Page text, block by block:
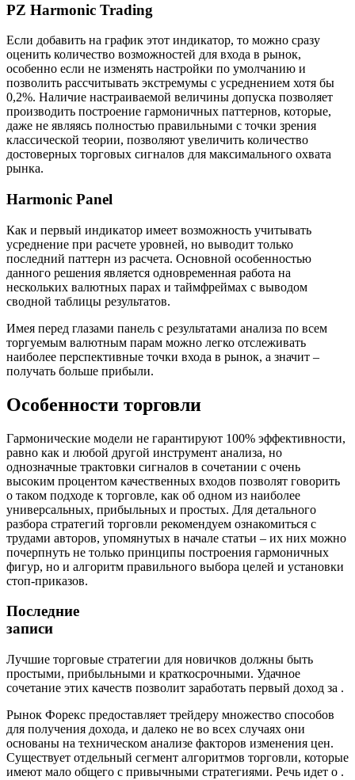
PZ Harmonic Trading
Если добавить на график этот индикатор, то можно сразу
оценить количество возможностей для входа в рынок,
особенно если не изменять настройки по умолчанию и
позволить рассчитывать экстремумы с усреднением хотя бы
0,2%. Наличие настраиваемой величины допуска позволяет
производить построение гармоничных паттернов, которые,
даже не являясь полностью правильными с точки зрения
классической теории, позволяют увеличить количество
достоверных торговых сигналов для максимального охвата
рынка.
Harmonic Panel
Как и первый индикатор имеет возможность учитывать
усреднение при расчете уровней, но выводит только
последний паттерн из расчета. Основной особенностью
данного решения является одновременная работа на
нескольких валютных парах и таймфреймах с выводом
сводной таблицы результатов.
Имея перед глазами панель с результатами анализа по всем
торгуемым валютным парам можно легко отслеживать
наиболее перспективные точки входа в рынок, а значит –
получать больше прибыли.
Особенности торговли
Гармонические модели не гарантируют 100% эффективности,
равно как и любой другой инструмент анализа, но
однозначные трактовки сигналов в сочетании с очень
высоким процентом качественных входов позволят говорить
о таком подходе к торговле, как об одном из наиболее
универсальных, прибыльных и простых. Для детального
разбора стратегий торговли рекомендуем ознакомиться с
трудами авторов, упомянутых в начале статьи – их них можно
почерпнуть не только принципы построения гармоничных
фигур, но и алгоритм правильного выбора целей и установки
стоп-приказов.
Последние
записи
Лучшие торговые стратегии для новичков должны быть
простыми, прибыльными и краткосрочными. Удачное
сочетание этих качеств позволит заработать первый доход за .
Рынок Форекс предоставляет трейдеру множество способов
для получения дохода, и далеко не во всех случаях они
основаны на техническом анализе факторов изменения цен.
Существует отдельный сегмент алгоритмов торговли, которые
имеют мало общего с привычными стратегиями. Речь идет о .